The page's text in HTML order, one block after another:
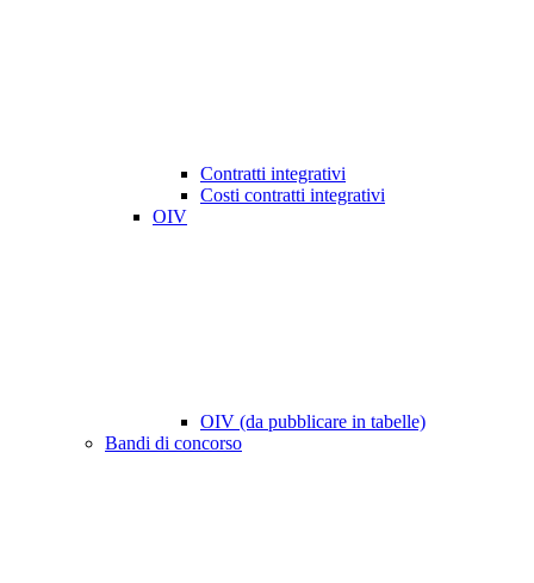
Contratti integrativi
Costi contratti integrativi
OIV
OIV (da pubblicare in tabelle)
Bandi di concorso